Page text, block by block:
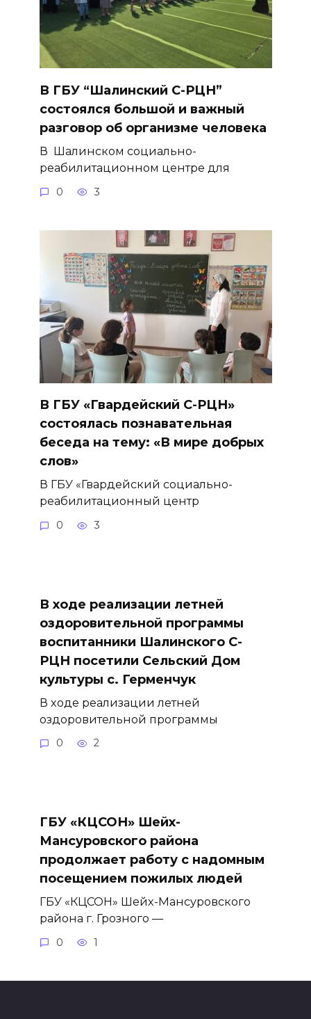
В ГБУ “Шалинский С-РЦН”
состоялся большой и важный
разговор об организме человека
В Шалинском социально-
реабилитационном центре для
0 3
В ГБУ «Гвардейский С-РЦН»
состоялась познавательная
беседа на тему: «В мире добрых
слов»
В ГБУ «Гвардейский социально-
реабилитационный центр
0 3
В ходе реализации летней
оздоровительной программы
воспитанники Шалинского С-
РЦН посетили Сельский Дом
культуры с. Герменчук
В ходе реализации летней
оздоровительной программы
0 2
ГБУ «КЦСОН» Шейх-
Мансуровского района
продолжает работу с надомным
посещением пожилых людей
ГБУ «КЦСОН» Шейх-Мансуровского
района г. Грозного —
0 1